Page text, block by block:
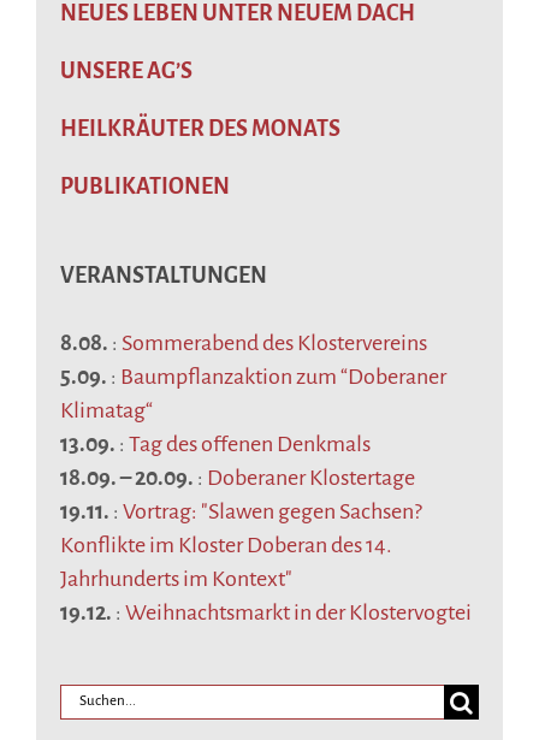
NEUES LEBEN UNTER NEUEM DACH
UNSERE AG’S
HEILKRÄUTER DES MONATS
PUBLIKATIONEN
VERANSTALTUNGEN
8.08. : Sommerabend des Klostervereins
5.09. : Baumpflanzaktion zum “Doberaner
Klimatag“
13.09. : Tag des offenen Denkmals
18.09. –20.09. : Doberaner Klostertage
19.11. : Vortrag: "Slawen gegen Sachsen?
Konflikte im Kloster Doberan des 14.
Jahrhunderts im Kontext"
19.12. : Weihnachtsmarkt in der Klostervogtei